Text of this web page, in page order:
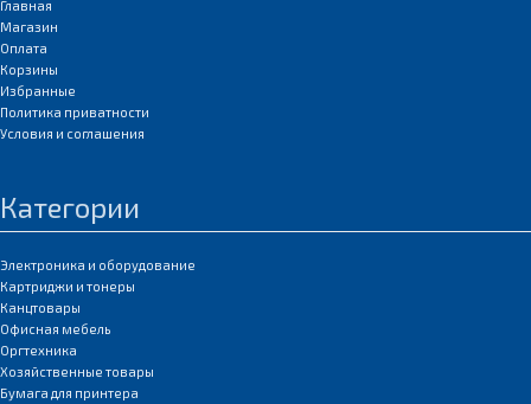
Главная
Магазин
Оплата
Корзины
Избранные
Политика приватности
Условия и соглашения
Категории
Электроника и оборудование
Картриджи и тонеры
Канцтовары
Офисная мебель
Оргтехника
Хозяйственные товары
Бумага для принтера